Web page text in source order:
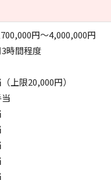
円～4,000,000円
時間程度
上限20,000円）